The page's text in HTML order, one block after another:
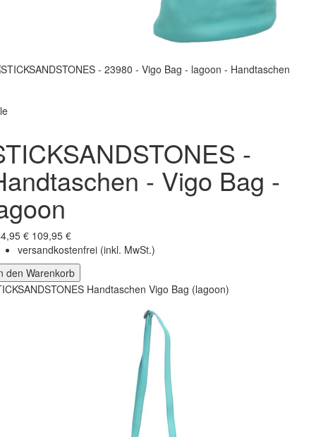
-
- Vigo Bag -
€ 109,95 €
versandkostenfrei (inkl. MwSt.)
den Warenkorb
Handtaschen Vigo Bag (lagoon)